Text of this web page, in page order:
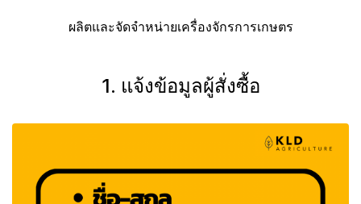
ผลิตและจัดจำหน่ายเครื่องจักรการเกษตร
1. แจ้งข้อมูลผู้สั่งซื้อ